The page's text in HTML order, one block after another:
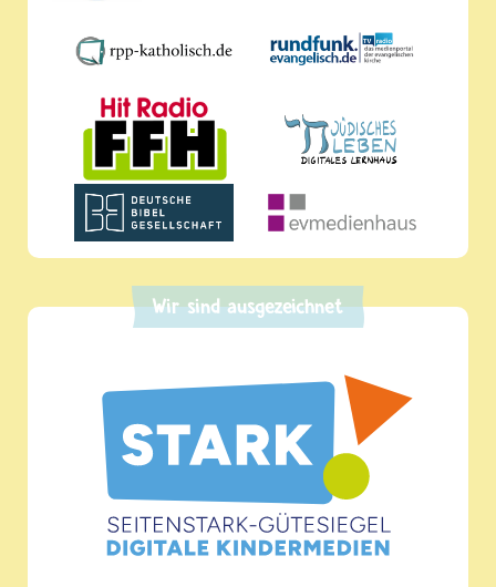
Wir sind ausgezeichnet